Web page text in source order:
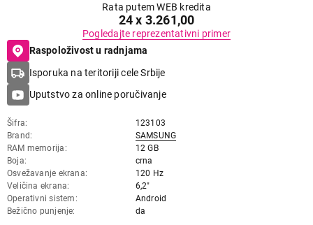
Rata putem WEB kredita
24 x 3.261,00
Pogledajte reprezentativni primer
Raspoloživost u radnjama
Isporuka na teritoriji cele Srbije
Uputstvo za online poručivanje
Šifra
123103
Brand
SAMSUNG
RAM memorija
12 GB
Boja
crna
Osvežavanje ekrana
120 Hz
Veličina ekrana
6,2"
Operativni sistem
Android
Bežično punjenje
da